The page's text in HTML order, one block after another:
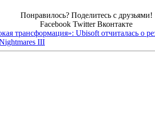
Понравилось? Поделитесь с друзьями!
Facebook Twitter Вконтакте
трансформация»: Ubisoft отчиталась о
III